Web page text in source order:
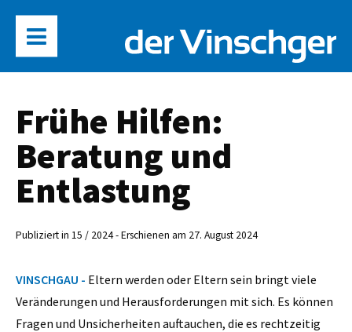
Frühe Hilfen:
Beratung und
Entlastung
Publiziert in 15 / 2024 - Erschienen am 27. August 2024
VINSCHGAU - Eltern werden oder Eltern sein bringt viele
Veränderungen und Herausforderungen mit sich. Es können
Fragen und Unsicherheiten auftauchen, die es rechtzeitig